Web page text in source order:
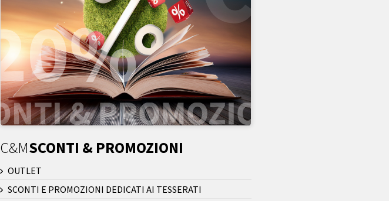
C&MSCONTI & PROMOZIONI
OUTLET
SCONTI E PROMOZIONI DEDICATI AI TESSERATI